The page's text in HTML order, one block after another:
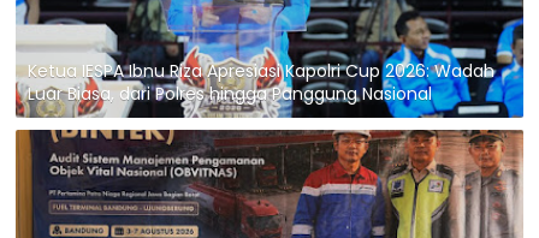
Ketua IESPA Ibnu Riza Apresiasi Kapolri Cup 2026: Wadah
Luar Biasa, dari Polres hingga Panggung Nasional